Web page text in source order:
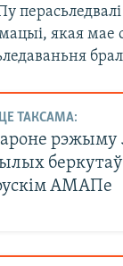
якая
ТАКСАМА:
рэжыму
АМАПе